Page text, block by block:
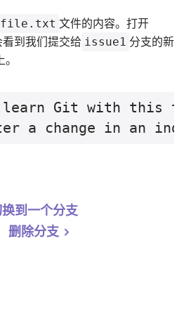
文件的内容。打开
看到我们提交给 issue1 分支的新
learn Git with this
到一个分支
删除分支